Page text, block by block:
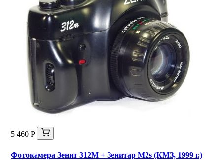
5 460 Р
Фотокамера Зенит 312М + Зенитар М2s (КМЗ, 1999 г.)